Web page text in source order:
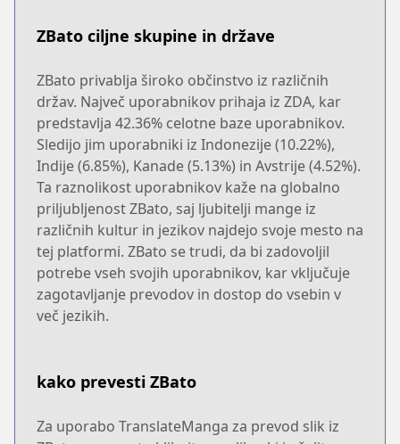
ZBato ciljne skupine in države
ZBato privablja široko občinstvo iz različnih
držav. Največ uporabnikov prihaja iz ZDA, kar
predstavlja 42.36% celotne baze uporabnikov.
Sledijo jim uporabniki iz Indonezije (10.22%),
Indije (6.85%), Kanade (5.13%) in Avstrije (4.52%).
Ta raznolikost uporabnikov kaže na globalno
priljubljenost ZBato, saj ljubitelji mange iz
različnih kultur in jezikov najdejo svoje mesto na
tej platformi. ZBato se trudi, da bi zadovoljil
potrebe vseh svojih uporabnikov, kar vključuje
zagotavljanje prevodov in dostop do vsebin v
več jezikih.
kako prevesti ZBato
Za uporabo TranslateManga za prevod slik iz